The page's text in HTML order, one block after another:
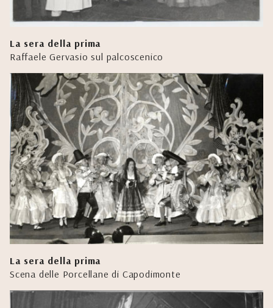
La sera della prima
Raffaele Gervasio sul palcoscenico
La sera della prima
Scena delle Porcellane di Capodimonte